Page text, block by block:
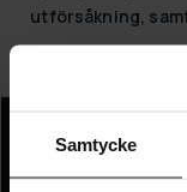
Samtycke
utförsåkning,
Vi erbjuder
Information